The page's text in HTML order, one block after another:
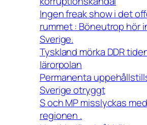
Ingen freak show i det
rummet : Böneutrop hör
Sverige.
Tyskland mörka DDR
lärorpolan
Permanenta
Sverige otryggt
S och MP misslyckas
regionen .